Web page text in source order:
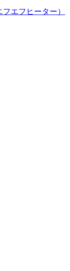
エフヒーター）